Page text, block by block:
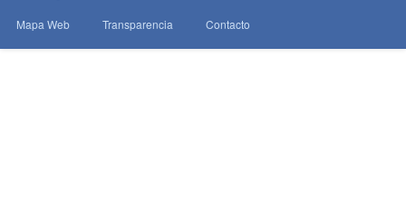
Mapa Web Transparencia Contacto